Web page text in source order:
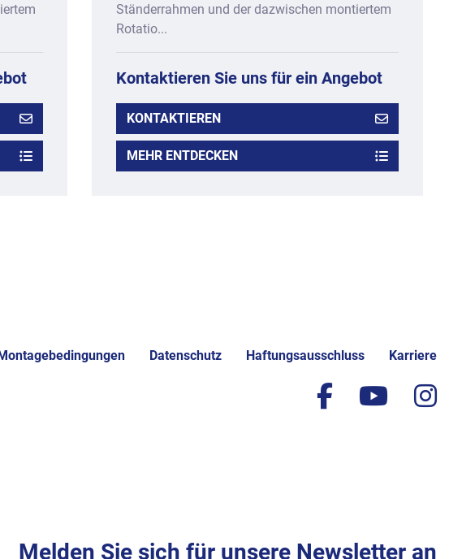
Ständerrahmen und der dazwischen montiertem
Rotatio...
Kontaktieren Sie uns für ein Angebot
KONTAKTIEREN
MEHR ENTDECKEN
Datenschutz Haftungsausschluss Karriere
facebook
Melden Sie sich für unsere Newsletter an